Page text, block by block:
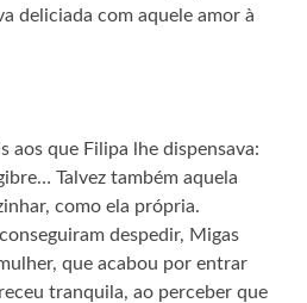
deliciada com aquele amor à
aos que Filipa lhe dispensava:
Talvez também aquela
como ela própria.
despedir, Migas
que acabou por entrar
tranquila, ao perceber que